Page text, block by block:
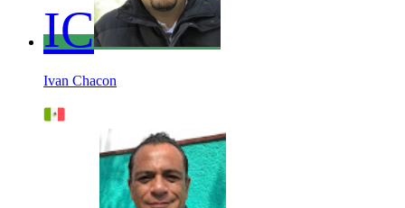
IC
Ivan Chacon